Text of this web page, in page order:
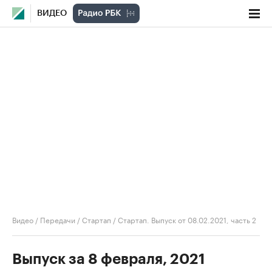
ВИДЕО
Видео / Передачи /Стартап /Стартап. Выпуск от 08.02.2021, часть 2
Выпуск за 8 февраля, 2021